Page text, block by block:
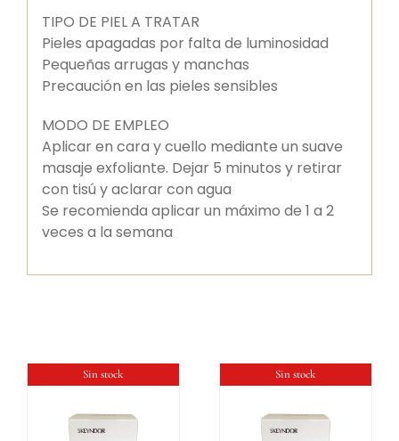
TIPO DE PIEL A TRATAR
Pieles apagadas por falta de luminosidad
Pequeñas arrugas y manchas
Precaución en las pieles sensibles
MODO DE EMPLEO
Aplicar en cara y cuello mediante un suave
masaje exfoliante. Dejar 5 minutos y retirar
con tisú y aclarar con agua
Se recomienda aplicar un máximo de 1 a 2
veces a la semana
Sin stock Sin stock